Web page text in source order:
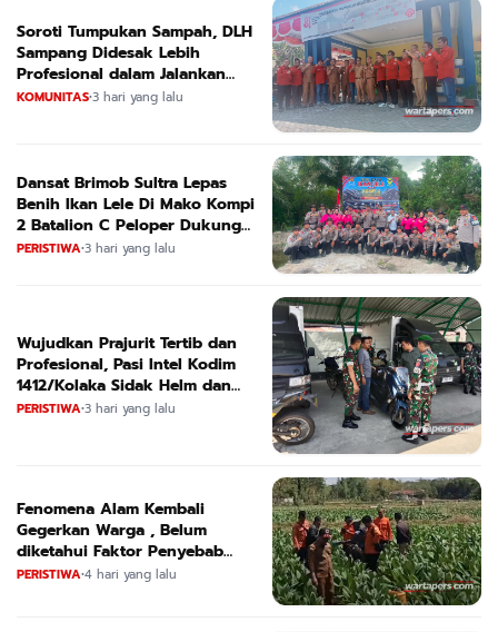
Soroti Tumpukan Sampah, DLH
Sampang Didesak Lebih
Profesional dalam Jalankan
Tugas
KOMUNITAS•3 hari yang lalu
Dansat Brimob Sultra Lepas
Benih Ikan Lele Di Mako Kompi
2 Batalion C Peloper Dukung
ketahanan Pangan Nasional
PERISTIWA•3 hari yang lalu
Wujudkan Prajurit Tertib dan
Profesional, Pasi Intel Kodim
1412/Kolaka Sidak Helm dan
Kendaraan
PERISTIWA•3 hari yang lalu
Fenomena Alam Kembali
Gegerkan Warga , Belum
diketahui Faktor Penyebab
Suara
PERISTIWA•4 hari yang lalu